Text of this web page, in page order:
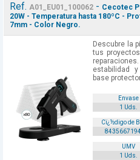
Ref. A01_EU01_100062 - Cecotec
20W - Temperatura hasta 180ºC -
7mm - Color Negro.
Descubre la
tus
estabilidad
base
Envase
1 Uds.
Cï¿½digo de
UMV
1 Uds.